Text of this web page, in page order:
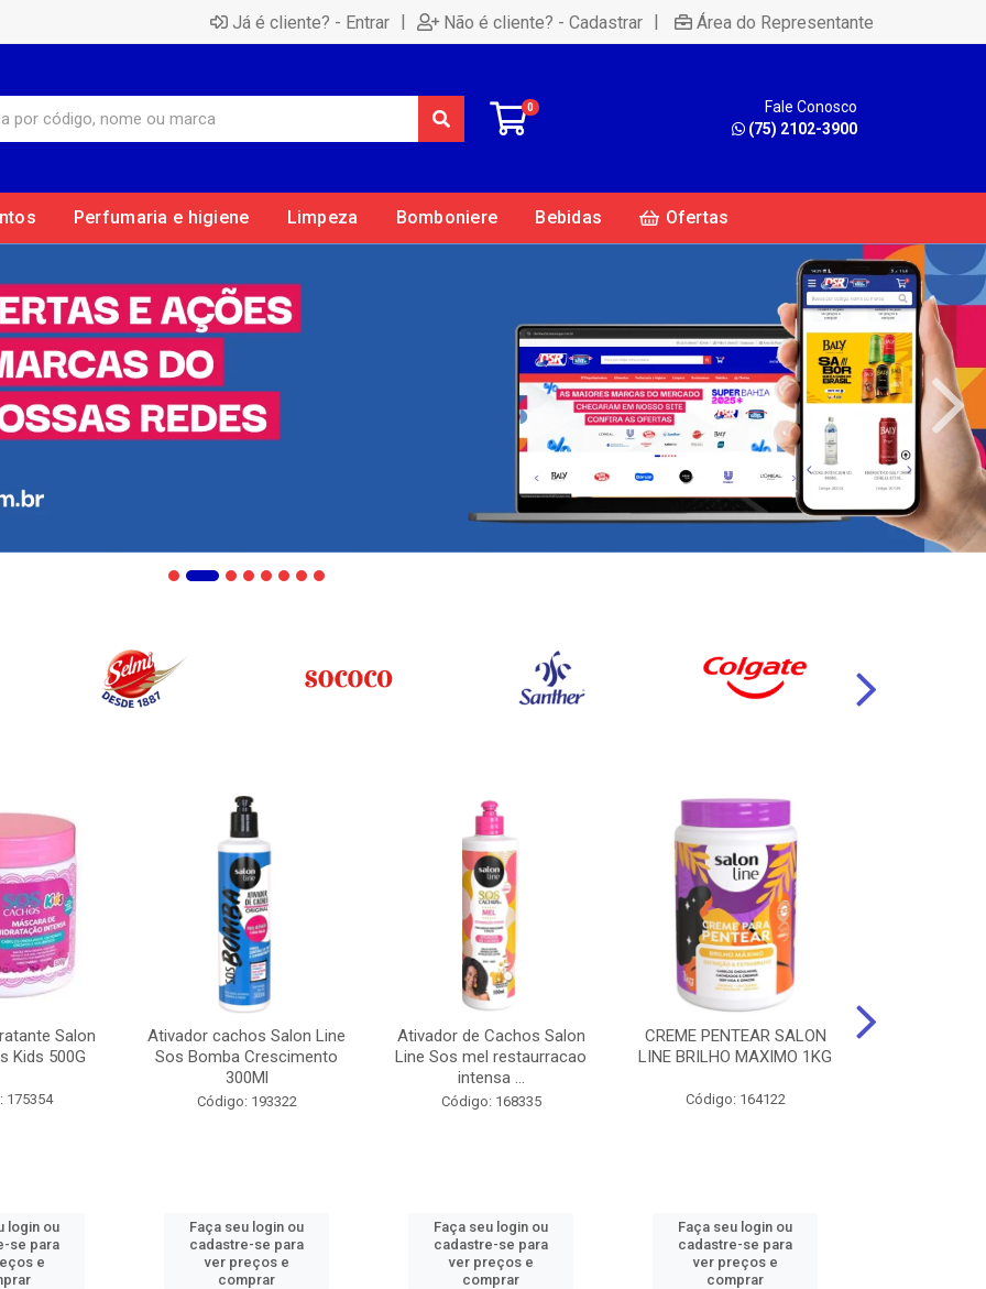
Já é cliente? - Entrar | Não é cliente? - Cadastrar | Área do Representante
0
Fale Conosco
(75) 2102-3900
Perfumaria e higiene Limpeza Bomboniere Bebidas Ofertas
Salon
Kids 500G
175354
login ou
se para
e
Ativador cachos Salon Line
Sos Bomba Crescimento
300Ml
Código: 193322
Faça seu login ou
cadastre-se para
ver preços e
comprar
Ativador de Cachos Salon
Line Sos mel restaurracao
intensa ...
Código: 168335
Faça seu login ou
cadastre-se para
ver preços e
comprar
CREME PENTEAR SALON
LINE BRILHO MAXIMO 1KG
Código: 164122
Faça seu login ou
cadastre-se para
ver preços e
comprar